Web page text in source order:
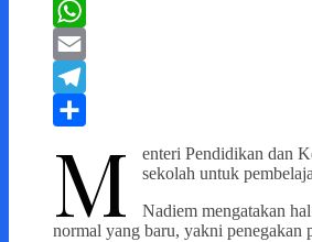
Twitter
WhatsApp
Email
Telegram
M enteri Pendidikan dan
sekolah untuk
Nadiem mengatakan
normal yang baru, yakni penegakan